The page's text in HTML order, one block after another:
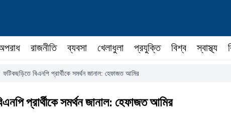
রাজনীতি ব্যবসা খেলাধুলা প্রযুক্তি বিশ্ব স্বাস্থ্য
ফটিকছড়িতে বিএনপি প্রার্থীকে সমর্থন জানাল: হেফাজত আমির
প্রার্থীকে সমর্থন জানাল: হেফাজত আমির